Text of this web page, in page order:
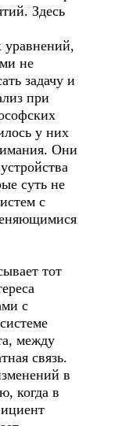
Здесь
не
задачу и
при
у них
Они
суть не
с
тот
с
между
связь.
в
когда в